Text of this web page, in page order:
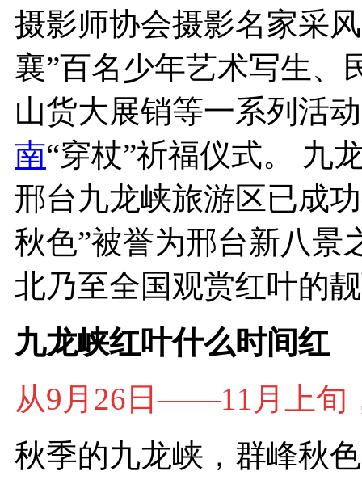
摄影师协会摄影名家采
襄”百名少年艺术写生、
山货大展销等一系列活
南“穿杖”祈福仪式。 九
邢台九龙峡旅游区已成
秋色”被誉为邢台新八景
北乃至全国观赏红叶的
九龙峡红叶什么时间红
从9月26日——11月上旬
秋季的九龙峡，群峰秋